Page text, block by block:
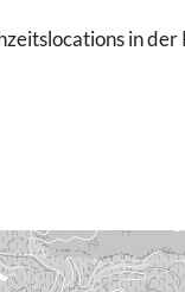
in